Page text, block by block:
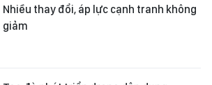
Nhiều thay đổi, áp lực cạnh tranh không
giảm